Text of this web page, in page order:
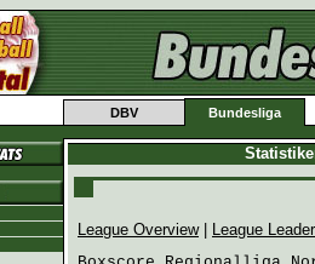
DBV Bundesliga
League Overview|
League